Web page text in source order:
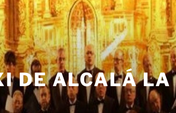
DE ALCALÁ